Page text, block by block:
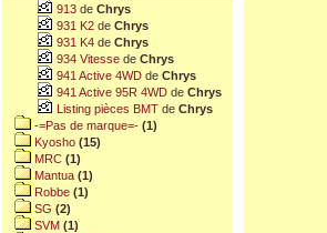
913 de Chrys
931 K2 de Chrys
931 K4 de Chrys
934 Vitesse de Chrys
941 Active 4WD de Chrys
941 Active 95R 4WD de Chrys
Listing pièces BMT de Chrys
-=Pas de marque=- (1)
Kyosho (15)
MRC (1)
Mantua (1)
Robbe (1)
SG (2)
SVM (1)